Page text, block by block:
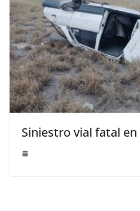
Siniestro vial fatal en